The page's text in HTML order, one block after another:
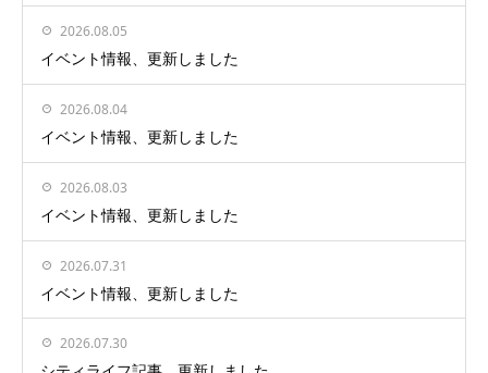
2026.08.05
イベント情報、更新しました
2026.08.04
イベント情報、更新しました
2026.08.03
イベント情報、更新しました
2026.07.31
イベント情報、更新しました
2026.07.30